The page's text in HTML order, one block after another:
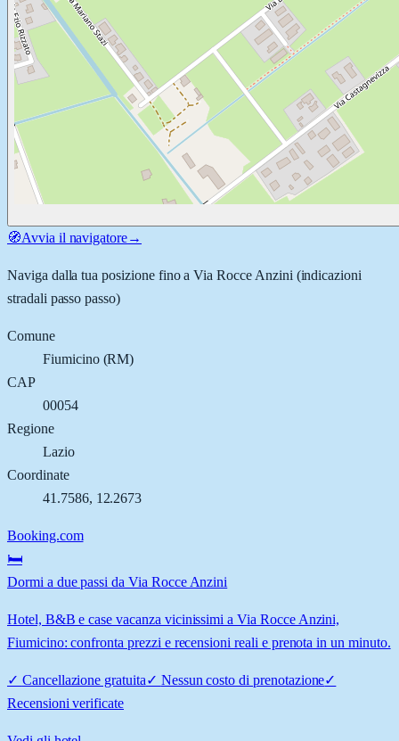
🧭Avvia il navigatore→
Naviga dalla tua posizione fino aVia Rocce Anzini (indicazioni
stradali passo passo)
Comune
Fiumicino(RM)
CAP
00054
Regione
Lazio
Coordinate
41.7586, 12.2673
Booking.com
🛏️
Dormi a due passi da Via Rocce Anzini
Hotel, B&B e case vacanza vicinissimi a Via Rocce Anzini,
Fiumicino: confronta prezzi e recensioni reali e prenota in un minuto.
✓ Cancellazione gratuita✓ Nessun costo di prenotazione✓
Recensioni verificate